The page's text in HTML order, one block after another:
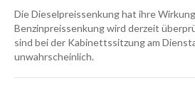
Die Dieselpreissenkung hat ihre
Benzinpreissenkung wird derzeit
sind bei der Kabinettssitzung am
unwahrscheinlich.